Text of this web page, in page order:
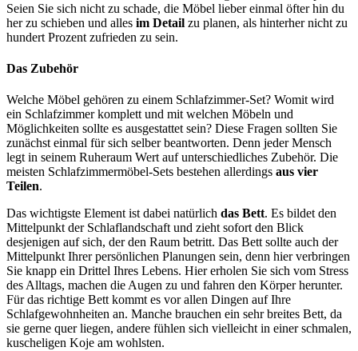
Seien Sie sich nicht zu schade, die Möbel lieber einmal öfter hin du
her zu schieben und alles im Detail zu planen, als hinterher nicht zu
hundert Prozent zufrieden zu sein.
Das Zubehör
Welche Möbel gehören zu einem Schlafzimmer-Set? Womit wird
ein Schlafzimmer komplett und mit welchen Möbeln und
Möglichkeiten sollte es ausgestattet sein? Diese Fragen sollten Sie
zunächst einmal für sich selber beantworten. Denn jeder Mensch
legt in seinem Ruheraum Wert auf unterschiedliches Zubehör. Die
meisten Schlafzimmermöbel-Sets bestehen allerdings aus vier
Teilen.
Das wichtigste Element ist dabei natürlich das Bett. Es bildet den
Mittelpunkt der Schlaflandschaft und zieht sofort den Blick
desjenigen auf sich, der den Raum betritt. Das Bett sollte auch der
Mittelpunkt Ihrer persönlichen Planungen sein, denn hier verbringen
Sie knapp ein Drittel Ihres Lebens. Hier erholen Sie sich vom Stress
des Alltags, machen die Augen zu und fahren den Körper herunter.
Für das richtige Bett kommt es vor allen Dingen auf Ihre
Schlafgewohnheiten an. Manche brauchen ein sehr breites Bett, da
sie gerne quer liegen, andere fühlen sich vielleicht in einer schmalen,
kuscheligen Koje am wohlsten.